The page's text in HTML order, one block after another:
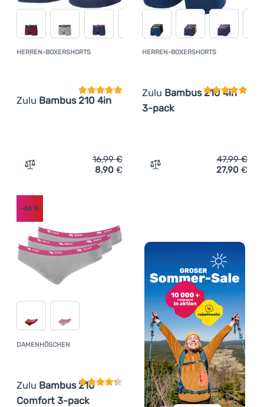
HERREN-BOXERSHORTS
Zulu Bambus 210 4in
Kundenbewertung
Zum Vergleich 'Herren-Boxershorts Zulu Bambus 210
16,99€
8,90 €
HERREN-BOXERSHORTS
Zulu Bambus 210 4in
3-pack
Zum Vergleich 'Herren-
47,99€
27,90 €
DAMENHÖSCHEN
Zulu Bambus 210
Comfort 3-pack
Kundenbewertung
-66 %